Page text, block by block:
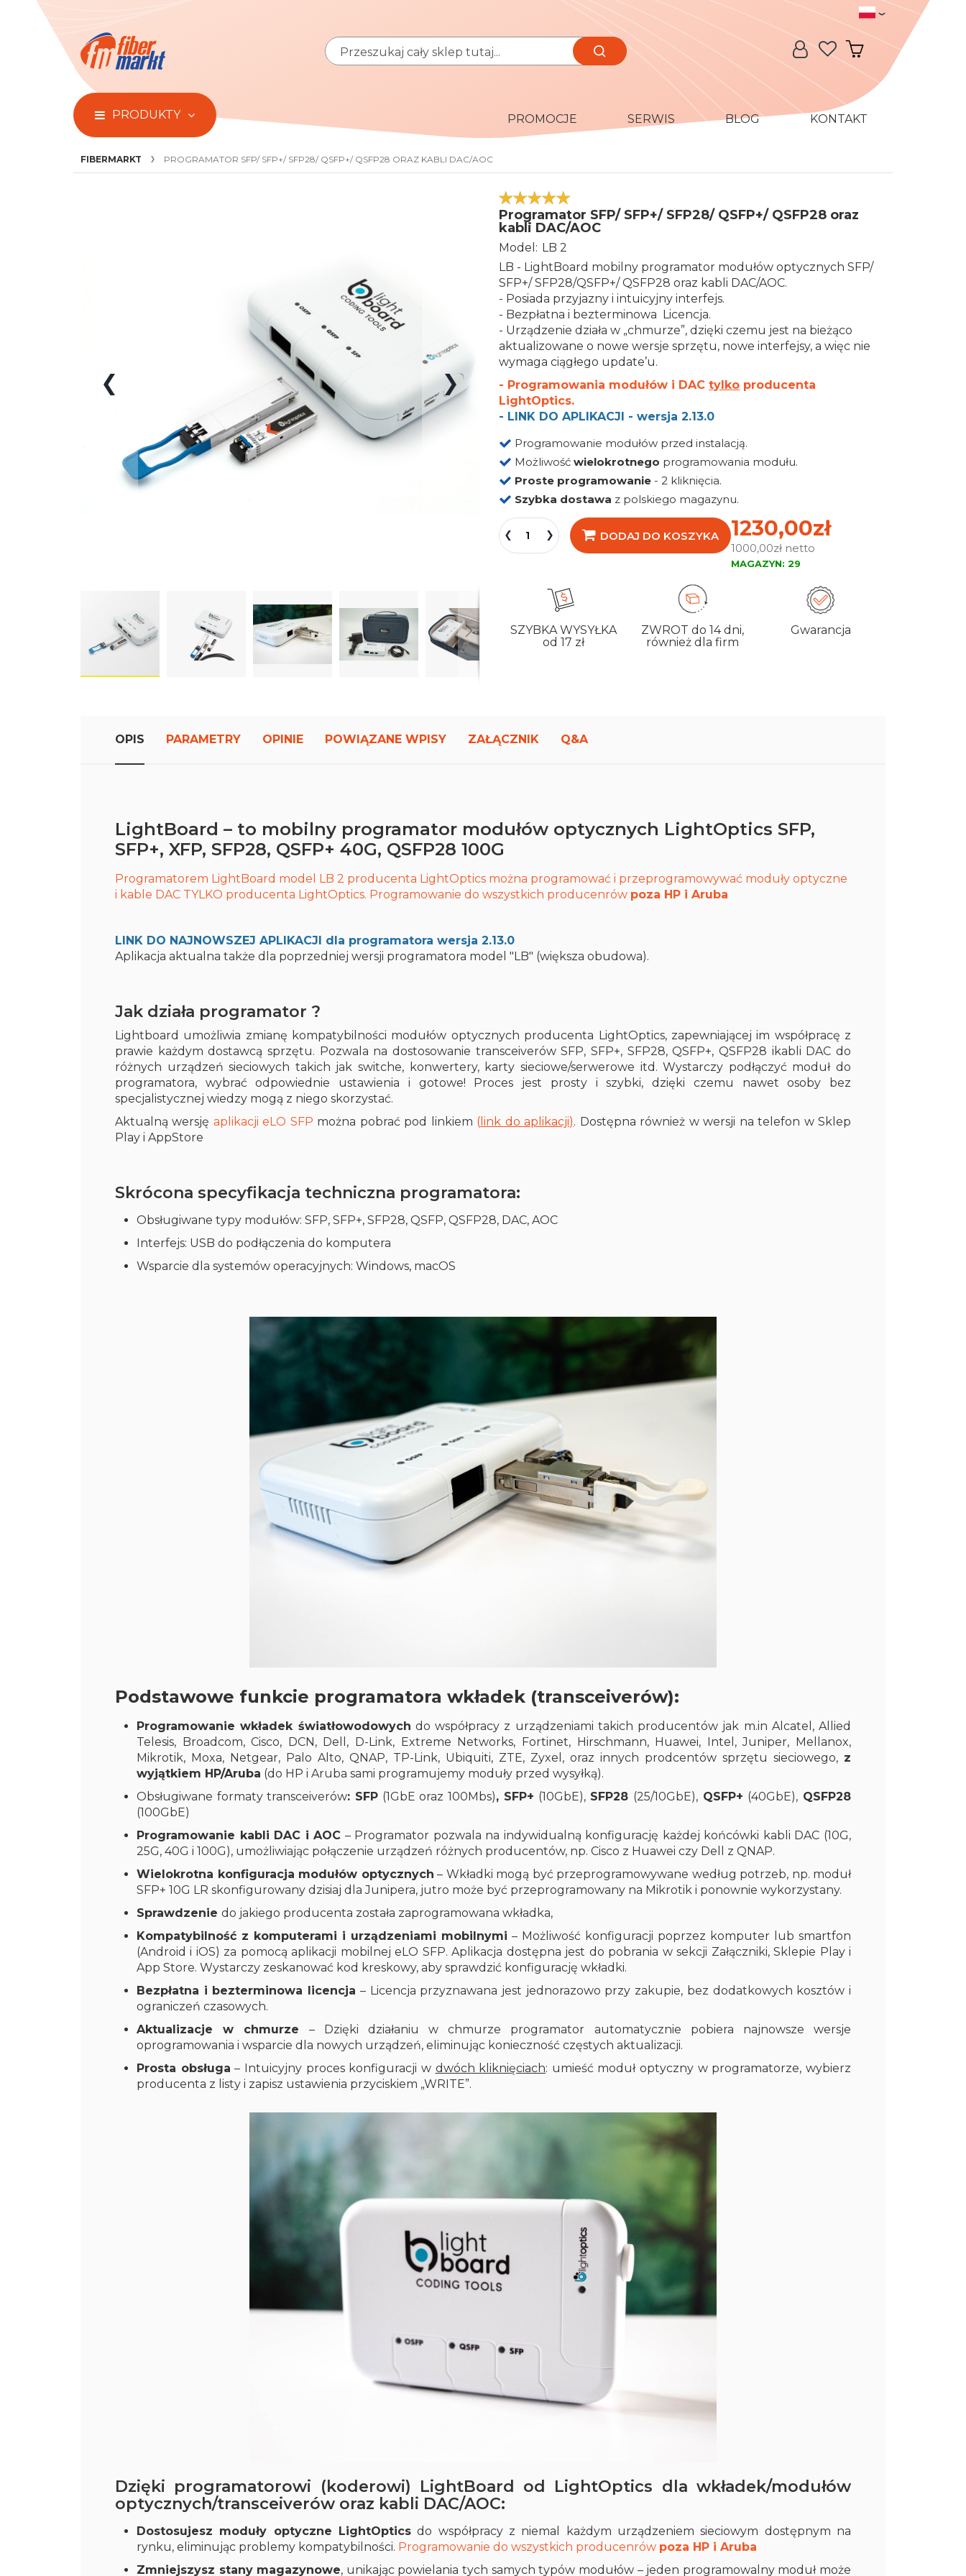
Język
Język:
Szukaj
Szukaj
Moje konto Mój koszyk
PRODUKTY PROMOCJE SERWIS BLOG KONTAKT
FIBERMARKT PROGRAMATOR SFP/ SFP+/ SFP28/ QSFP+/ QSFP28 ORAZ KABLI DAC/AOC
100
% of100
Programator SFP/ SFP+/ SFP28/ QSFP+/ QSFP28 oraz
kabli DAC/AOC
Model
LB 2
LB - LightBoard mobilny programator modułów optycznych SFP/
SFP+/ SFP28/QSFP+/ QSFP28 oraz kabli DAC/AOC.
- Posiada przyjazny i intuicyjny interfejs.
- Bezpłatna i bezterminowa Licencja.
- Urządzenie działa w „chmurze”, dzięki czemu jest na bieżąco
aktualizowane o nowe wersje sprzętu, nowe interfejsy, a więc nie
wymaga ciągłego update’u.
- Programowania modułów i DACtylko producenta
LightOptics.
- LINK DO APLIKACJI - wersja 2.13.0
Programowanie modułów przed instalacją.
Możliwośćwielokrotnego programowania modułu.
Proste programowanie - 2 kliknięcia.
Szybka dostawa z polskiego magazynu.
DODAJ DO KOSZYKA 1230,00zł
1000,00zł
MAGAZYN: 29
SZYBKA WYSYŁKA
od 17 zł
ZWROT do 14 dni,
również dla firm
Gwarancja
OPIS
LightBoard – to mobilny programator modułów optycznych LightOptics SFP,
SFP+, XFP, SFP28, QSFP+ 40G, QSFP28 100G
Programatorem LightBoard model LB 2 producenta LightOptics można programować i przeprogramowywać moduły optyczne
i kable DAC TYLKO producenta LightOptics. Programowanie do wszystkich producenrów poza HP i Aruba
LINK DO NAJNOWSZEJ APLIKACJI dla programatora wersja 2.13.0
Aplikacja aktualna także dla poprzedniej wersji programatora model "LB" (większa obudowa).
Jak działa programator ?
Lightboard umożliwia zmianę kompatybilności modułów optycznych producenta LightOptics, zapewniającej im współpracę z
prawie każdym dostawcą sprzętu. Pozwala na dostosowanie transceiverów SFP, SFP+, SFP28, QSFP+, QSFP28 ikabli DAC do
różnych urządzeń sieciowych takich jak switche, konwertery, karty sieciowe/serwerowe itd. Wystarczy podłączyć moduł do
programatora, wybrać odpowiednie ustawienia i gotowe! Proces jest prosty i szybki, dzięki czemu nawet osoby bez
specjalistycznej wiedzy mogą z niego skorzystać.
Aktualną wersję aplikacji eLO SFP można pobrać pod linkiem ( link do aplikacji). Dostępna również w wersji na telefon w Sklep
Play i AppStore
Skrócona specyfikacja techniczna programatora:
Obsługiwane typy modułów: SFP, SFP+, SFP28, QSFP, QSFP28, DAC, AOC
Interfejs: USB do podłączenia do komputera
Wsparcie dla systemów operacyjnych: Windows, macOS
Podstawowe funkcie programatora wkładek (transceiverów):
Programowanie wkładek światłowodowych do współpracy z urządzeniami takich producentów jak m.in Alcatel, Allied
Telesis, Broadcom, Cisco, DCN, Dell, D-Link, Extreme Networks, Fortinet, Hirschmann, Huawei, Intel, Juniper, Mellanox,
Mikrotik, Moxa, Netgear, Palo Alto, QNAP, TP-Link, Ubiquiti, ZTE, Zyxel, oraz innych prodcentów sprzętu sieciowego, z
wyjątkiem HP/Aruba (do HP i Aruba sami programujemy moduły przed wysyłką).
Obsługiwane formaty transceiverów: SFP (1GbE oraz 100Mbs), SFP+ (10GbE),SFP28 (25/10GbE),QSFP+ (40GbE), QSFP28
(100GbE)
Programowanie kabli DAC i AOC – Programator pozwala na indywidualną konfigurację każdej końcówki kabli DAC (10G,
25G, 40G i 100G), umożliwiając połączenie urządzeń różnych producentów, np. Cisco z Huawei czy Dell z QNAP.
Wielokrotna konfiguracja modułów optycznych – Wkładki mogą być przeprogramowywane według potrzeb, np. moduł
SFP+ 10G LR skonfigurowany dzisiaj dla Junipera, jutro może być przeprogramowany na Mikrotik i ponownie wykorzystany.
Sprawdzenie do jakiego producenta została zaprogramowana wkładka,
Kompatybilność z komputerami i urządzeniami mobilnymi – Możliwość konfiguracji poprzez komputer lub smartfon
(Android i iOS) za pomocą aplikacji mobilnej eLO SFP. Aplikacja dostępna jest do pobrania w sekcji Załączniki, Sklepie Play i
App Store. Wystarczy zeskanować kod kreskowy, aby sprawdzić konfigurację wkładki.
Bezpłatna i bezterminowa licencja – Licencja przyznawana jest jednorazowo przy zakupie, bez dodatkowych kosztów i
ograniczeń czasowych.
Aktualizacje w chmurze – Dzięki działaniu w chmurze programator automatycznie pobiera najnowsze wersje
oprogramowania i wsparcie dla nowych urządzeń, eliminując konieczność częstych aktualizacji.
Prosta obsługa – Intuicyjny proces konfiguracji w dwóch kliknięciach: umieść moduł optyczny w programatorze, wybierz
producenta z listy i zapisz ustawienia przyciskiem „WRITE”.
Dzięki programatorowi (koderowi) LightBoard od LightOptics dla wkładek/modułów
optycznych/transceiverów oraz kabli DAC/AOC:
Dostosujesz moduły optyczne LightOptics do współpracy z niemal każdym urządzeniem sieciowym dostępnym na
rynku, eliminując problemy kompatybilności. Programowanie do wszystkich producenrów poza HP i Aruba
Zmniejszysz stany magazynowe, unikając powielania tych samych typów modułów – jeden programowalny moduł może
PARAMETRY OPINIE POWIĄZANE WPISY ZAŁĄCZNIK Q&A